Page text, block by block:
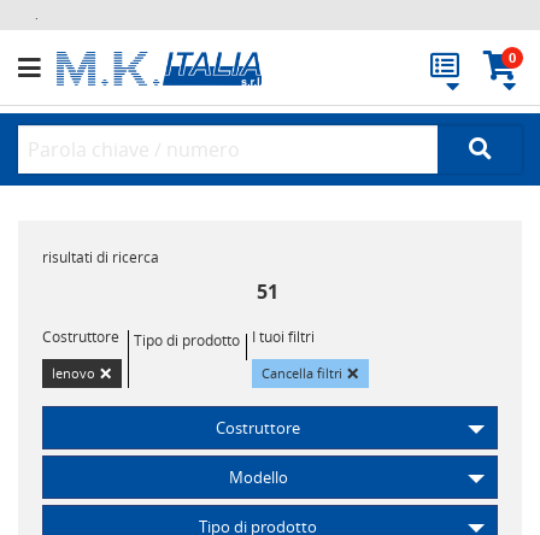
.
0
risultati di ricerca
51
Costruttore
lenovo ×
Tipo di prodotto I tuoi filtri
Cancella filtri ×
Costruttore
Modello
Tipo di prodotto